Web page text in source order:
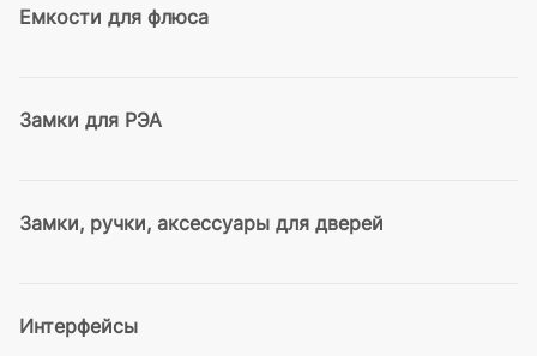
Емкости для флюса
Замки для РЭА
Замки, ручки, аксессуары для дверей
Интерфейсы